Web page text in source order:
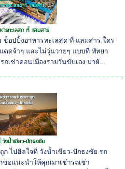
ารทะเลสด ที่ แสมสาร
ช็อปปิ้งอาหารทะเลสด ที่ แสมสาร ใคร
ดจ้าๆ และไม่วุ่นวายๆ แบบที่ พัทยา
เช่าดอนเมืองรายวันขับเอง มายั...
วังน้ำเขียว-ปักธงชัย
ก ไปฮีลใจที่ วังน้ำเขียว-ปักธงชัย รถ
าขอแนะนำให้คุณมาเช่ารถเช่า